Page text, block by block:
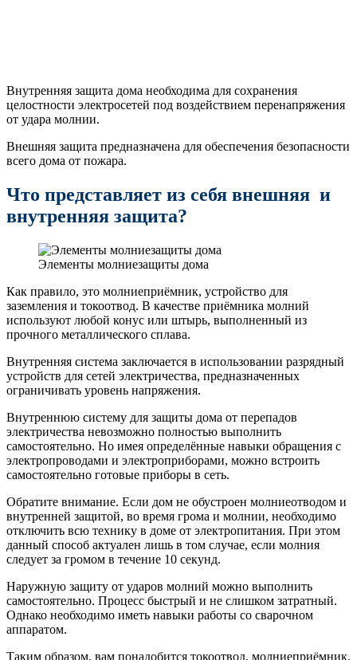
Внутренняя защита дома необходима для сохранения
целостности электросетей под воздействием перенапряжения
от удара молнии.
Внешняя защита предназначена для обеспечения безопасности
всего дома от пожара.
Что представляет из себя внешняя и
внутренняя защита?
Элементы молниезащиты дома
Как правило, это молниеприёмник, устройство для
заземления и токоотвод. В качестве приёмника молний
используют любой конус или штырь, выполненный из
прочного металлического сплава.
Внутренняя система заключается в использовании разрядный
устройств для сетей электричества, предназначенных
ограничивать уровень напряжения.
Внутреннюю систему для защиты дома от перепадов
электричества невозможно полностью выполнить
самостоятельно. Но имея определённые навыки обращения с
электропроводами и электроприборами, можно встроить
самостоятельно готовые приборы в сеть.
Обратите внимание. Если дом не обустроен молниеотводом и
внутренней защитой, во время грома и молнии, необходимо
отключить всю технику в доме от электропитания. При этом
данный способ актуален лишь в том случае, если молния
следует за громом в течение 10 секунд.
Наружную защиту от ударов молний можно выполнить
самостоятельно. Процесс быстрый и не слишком затратный.
Однако необходимо иметь навыки работы со сварочном
аппаратом.
Таким образом, вам понадобится токоотвод, молниеприёмник,